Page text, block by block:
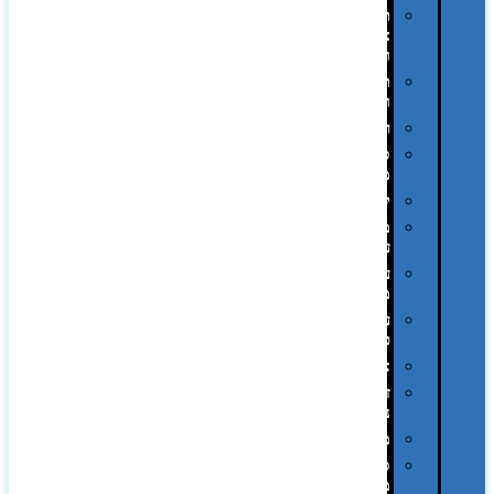
תיקי
ומכתביות
תערוכות
וכנסים
רמקולים
סוכריות
ממותגות
יודאיקה
מארזי
עטים
עטי
מתכת
עטי
פלסטיק
אוזניות
זכרונות
ניידים
מפצלים
סביבת
מחשב